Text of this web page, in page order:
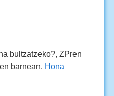
bultzatzeko?, ZPren
barnean. Hona